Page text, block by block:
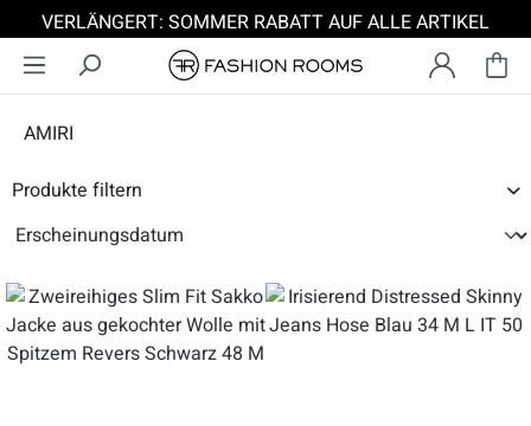
Zum Hauptinhalt springen
VERLÄNGERT: SOMMER RABATT AUF ALLE ARTIKEL
AMIRI
Produkte filtern